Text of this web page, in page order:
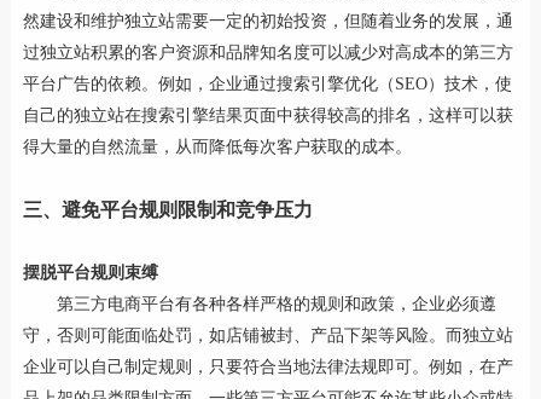
然建设和维护独立站需要一定的初始投资，但随着业务的发展，通
过独立站积累的客户资源和品牌知名度可以减少对高成本的第三方
平台广告的依赖。例如，企业通过搜索引擎优化（SEO）技术，使
自己的独立站在搜索引擎结果页面中获得较高的排名，这样可以获
得大量的自然流量，从而降低每次客户获取的成本。
三、避免平台规则限制和竞争压力
摆脱平台规则束缚
第三方电商平台有各种各样严格的规则和政策，企业必须遵
守，否则可能面临处罚，如店铺被封、产品下架等风险。而独立站
企业可以自己制定规则，只要符合当地法律法规即可。例如，在产